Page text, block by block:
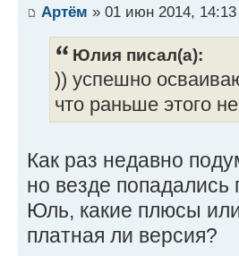
Артём » 01 июн 2014, 14:13
Юлия писал(а):
)) успешно
что раньше этого
Как раз недавно
но везде попадались
Юль, какие плюсы
платная ли версия?